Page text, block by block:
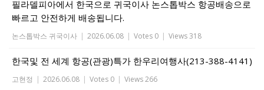
필라델피아에서 한국으로 귀국이사 논스톱박스 항공배송으로
빠르고 안전하게 배송됩니다.
논스톱박스 귀국이사 | 2026.06.08 | Votes 0 | Views 318
한국및 전 세계 항공(관광)특가 한우리여행사(213-388-4141)
고현정 | 2026.06.08 | Votes 0 | Views 266